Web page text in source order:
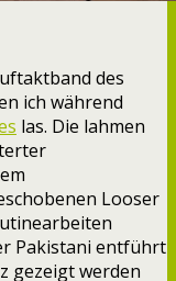
des
ich während
las. Die lahmen
Looser
Pakistani entführt
gezeigt werden